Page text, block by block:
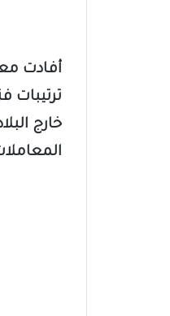
أفادت
ترتيبات
خارج